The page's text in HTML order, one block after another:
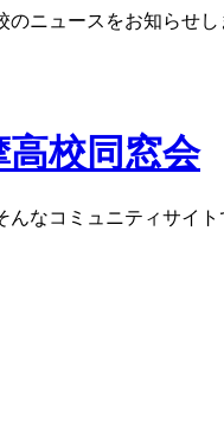
ニュースをお知らせ
なコミュニティサイト